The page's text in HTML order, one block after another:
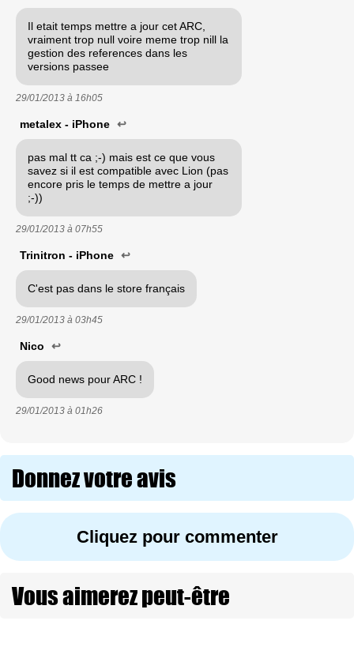
Il etait temps mettre a jour cet ARC,
vraiment trop null voire meme trop nill la
gestion des references dans les
versions passee
29/01/2013 à 16h05
metalex - iPhone ↩
pas mal tt ca ;-) mais est ce que vous
savez si il est compatible avec Lion (pas
encore pris le temps de mettre a jour
;-))
29/01/2013 à 07h55
Trinitron - iPhone ↩
C'est pas dans le store français
29/01/2013 à 03h45
Nico ↩
Good news pour ARC !
29/01/2013 à 01h26
Donnez votre avis
Cliquez pour commenter
Vous aimerez peut-être